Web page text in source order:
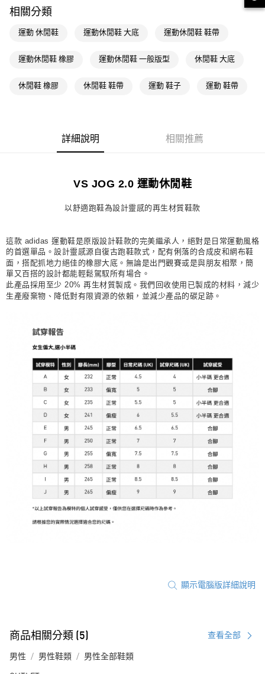
每筆NT$80，滿NT$1,500(含以上)免運費
萊爾富取貨付款
付款後萊爾富取貨
每筆NT$80，滿NT$1,500(含以上)免運費
付款後7-11取貨
相關分類
運動 休閒鞋 運動休閒鞋 大底 運動休閒鞋 鞋帶
運動休閒鞋 橡膠 運動休閒鞋 一般版型 休閒鞋 大底
休閒鞋 橡膠 休閒鞋 鞋帶 運動 鞋子 運動 鞋帶
詳細說明 相關推薦
VS JOG 2.0 運動休閒鞋
以舒適跑鞋為設計靈感的再生材質鞋款
這款 adidas 運動鞋是原版設計鞋款的完美繼承人，絕對是日常運動風格
的首選單品。設計靈感源自復古跑鞋款式，配有俐落的合成皮和網布鞋
面，搭配抓地力絕佳的橡膠大底。無論是出門觀賽或是與朋友相聚，簡
單又百搭的設計都能輕鬆駕馭所有場合。
此產品採用至少 20% 再生材質製成。我們回收使用已製成的材料，減少
生產廢棄物、降低對有限資源的依賴，並減少產品的碳足跡。
顯示電腦版詳細說明
商品相關分類 (5) 查看全部
男性 男性鞋類 男性全部鞋類